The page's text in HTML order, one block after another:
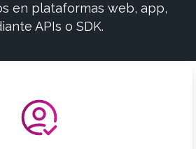
en plataformas web, app,
APIs o SDK.